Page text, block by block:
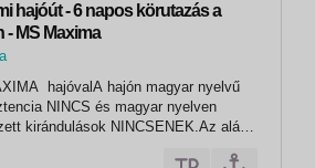
hajóút - 6 napos körutazás a
- MS Maxima
hajóvalA hajón magyar nyelvű
NINCS és magyar nyelven
kirándulások NINCSENEK.Az alábbi